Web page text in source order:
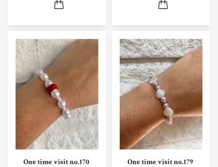
One time visit no.170 One time visit no.179